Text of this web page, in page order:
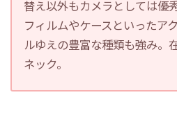
替え以外もカメラとしては優
フィルムやケースといったア
ルゆえの豊富な種類も強み。
ネック。